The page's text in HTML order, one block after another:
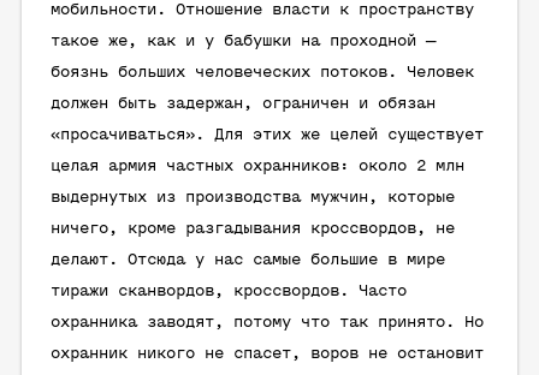
мобильности. Отношение власти к пространству
такое же, как и у бабушки на проходной —
боязнь больших человеческих потоков. Человек
должен быть задержан, ограничен и обязан
«просачиваться». Для этих же целей существует
целая армия частных охранников: около 2 млн
выдернутых из производства мужчин, которые
ничего, кроме разгадывания кроссвордов, не
делают. Отсюда у нас самые большие в мире
тиражи сканвордов, кроссвордов. Часто
охранника заводят, потому что так принято. Но
охранник никого не спасет, воров не остановит